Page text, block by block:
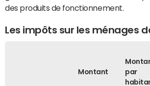
des produits de fonctionnement.
Les impôts sur les ménages
Montant
par